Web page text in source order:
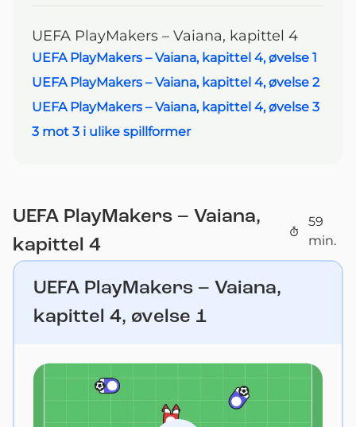
Navigasjonsmeny
UEFA PlayMakers – Vaiana, kapittel 4
UEFA PlayMakers – Vaiana, kapittel 4, øvelse 1
UEFA PlayMakers – Vaiana, kapittel 4, øvelse 2
UEFA PlayMakers – Vaiana, kapittel 4, øvelse 3
3 mot 3 i ulike spillformer
UEFA PlayMakers – Vaiana,
kapittel 4
59
min.
UEFA PlayMakers – Vaiana,
kapittel 4, øvelse 1